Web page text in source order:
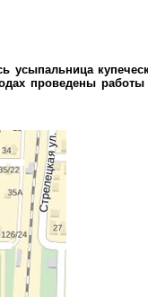
проведены